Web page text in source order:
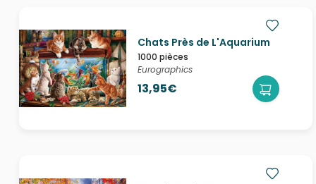
Chats Près de L'Aquarium
1000 pièces
Eurographics
13,95€